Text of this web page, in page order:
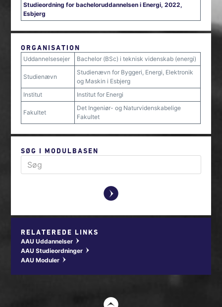
Studieordning for bacheloruddannelsen i Energi, 2022,
Esbjerg
ORGANISATION
Uddannelsesejer Bachelor (BSc) i teknisk videnskab (energi)
Studienævn
Studienævn for Byggeri, Energi, Elektronik
og Maskin i Esbjerg
Institut
Institut for Energi
Fakultet
Det Ingeniør- og Naturvidenskabelige
Fakultet
SØG I MODULBASEN
y
RELATEREDE LINKS
AAU Uddannelser w
AAU Studieordninger w
AAU Moduler w